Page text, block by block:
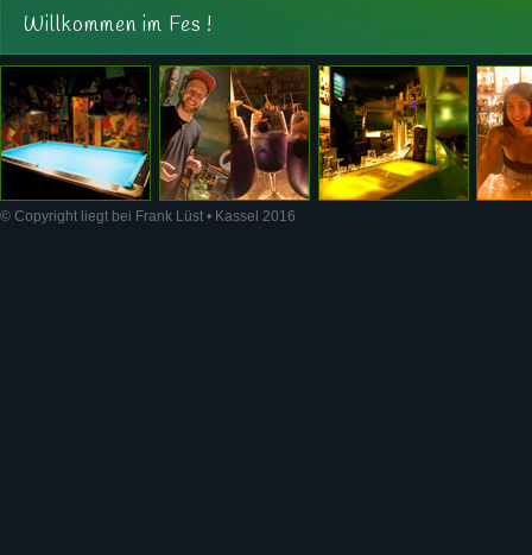
Willkommen im Fes !
© Copyright liegt bei Frank Lüst • Kassel 2016